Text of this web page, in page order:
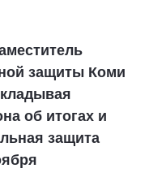
защиты Коми
об итогах и
защита